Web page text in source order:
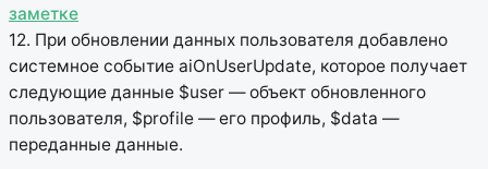
заметке
12. При обновлении данных пользователя добавлено
системное событие aiOnUserUpdate, которое получает
следующие данные $user — объект обновленного
пользователя, $profile — его профиль, $data —
переданные данные.